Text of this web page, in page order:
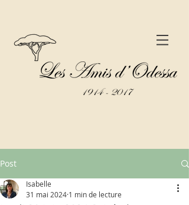
Post
Isabelle
31 mai 2024 1 min de lecture